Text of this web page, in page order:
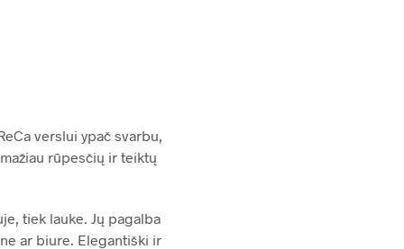
verslui ypač svarbu,
rūpesčių ir teiktų
tiek lauke. Jų pagalba
ar biure. Elegantiški ir